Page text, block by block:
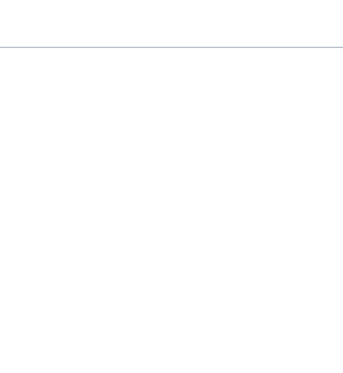
な手元をキープしていたい方のため
ております。 こんな方におすすめ □